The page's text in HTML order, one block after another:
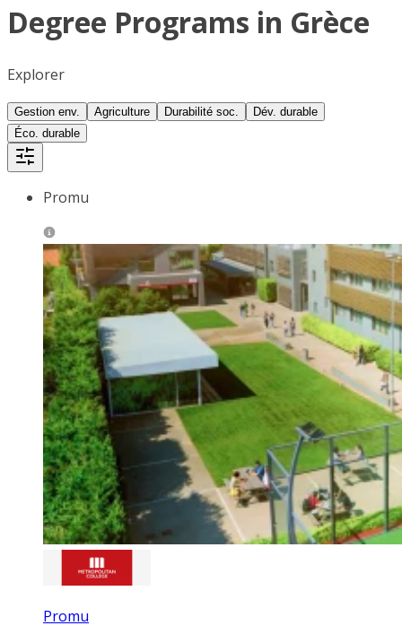
Degree Programs in Grèce
Explorer
Gestion env. Agriculture Durabilité soc.
Dév. durable
Éco. durable
Promu
Promu